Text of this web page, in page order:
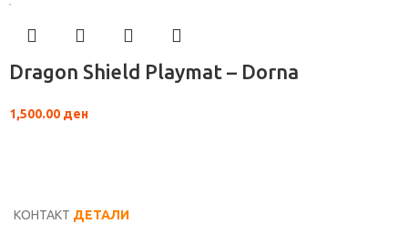
Dragon Shield Playmat – Dorna
1,500.00 ден
КОНТАКТ ДЕТАЛИ